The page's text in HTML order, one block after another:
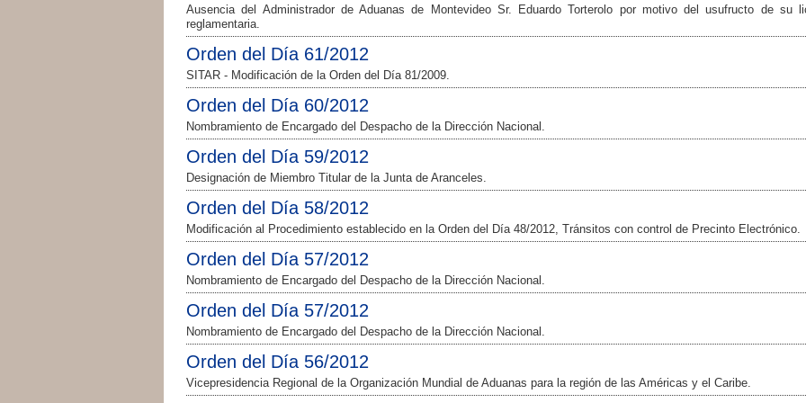
Ausencia del Administrador de Aduanas de Montevideo Sr. Eduardo Torterolo por motivo del usufructo de su
reglamentaria.
Orden del Día 61/2012
SITAR - Modificación de la Orden del Día 81/2009.
Orden del Día 60/2012
Nombramiento de Encargado del Despacho de la Dirección Nacional.
Orden del Día 59/2012
Designación de Miembro Titular de la Junta de Aranceles.
Orden del Día 58/2012
Modificación al Procedimiento establecido en la Orden del Día 48/2012, Tránsitos con control de Precinto Electrónico.
Orden del Día 57/2012
Nombramiento de Encargado del Despacho de la Dirección Nacional.
Orden del Día 57/2012
Nombramiento de Encargado del Despacho de la Dirección Nacional.
Orden del Día 56/2012
Vicepresidencia Regional de la Organización Mundial de Aduanas para la región de las Américas y el Caribe.